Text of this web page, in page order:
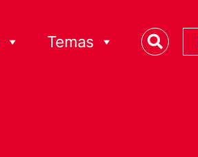
Temas